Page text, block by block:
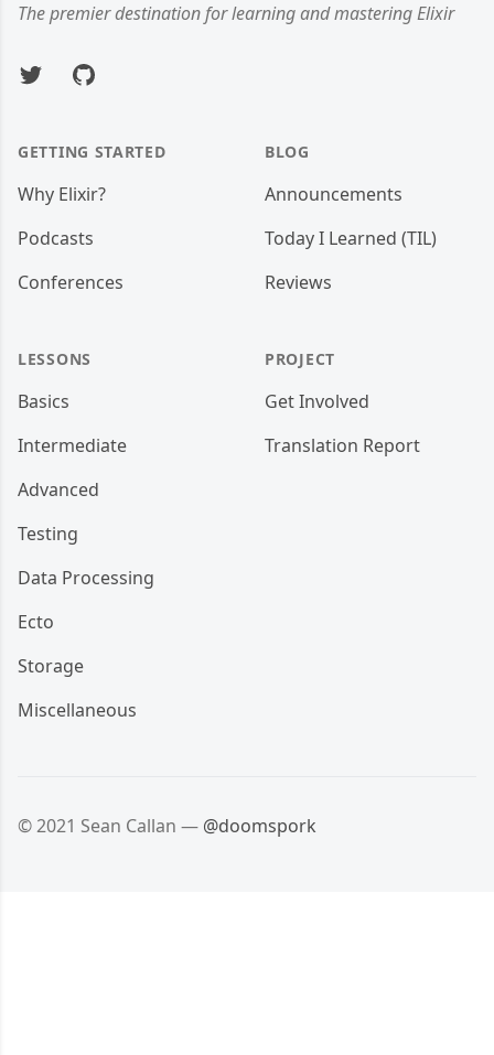
The premier destination for learning and mastering Elixir
TwitterGitHub
GETTING STARTED
Why Elixir?
Podcasts
Conferences
LESSONS
Basics
Intermediate
Advanced
Testing
Data Processing
Ecto
Storage
Miscellaneous
BLOG
Announcements
Today I Learned (TIL)
Reviews
PROJECT
Get Involved
Translation Report
© 2021 Sean Callan — @doomspork